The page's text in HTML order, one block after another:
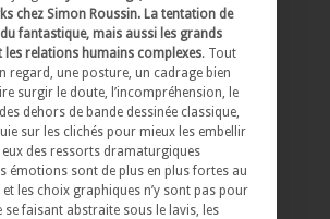
chez Simon Roussin. La tentation de
du fantastique, mais aussi les grands
les relations humains complexes. Tout
regard, une posture, un cadrage bien
surgir le doute, l’incompréhension, le
dehors de bande dessinée classique,
sur les clichés pour mieux les embellir
des ressorts dramaturgiques
émotions sont de plus en plus fortes au
et les choix graphiques n’y sont pas pour
se faisant abstraite sous le lavis, les